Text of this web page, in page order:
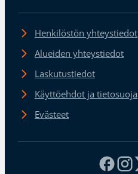
Henkilöstön yhteystiedot
Alueiden yhteystiedot
Laskutustiedot
Käyttöehdot ja tietosuoja
Evästeet